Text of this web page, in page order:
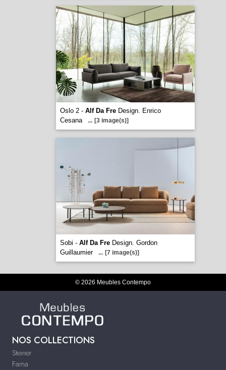
Oslo 2 - Alf Da FreDesign. Enrico
Cesana
... [3 image(s)]
Sobi - Alf Da FreDesign. Gordon
Guillaumier
... [7 image(s)]
© 2026 Meubles Contempo
NOS COLLECTIONS
Steiner
Fama